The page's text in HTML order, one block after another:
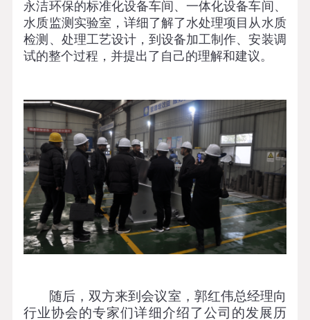
永洁环保的标准化设备车间、一体化设备车间、
水质监测实验室，详细了解了水处理项目从水质
检测、处理工艺设计，到设备加工制作、安装调
试的整个过程，并提出了自己的理解和建议。
随后，双方来到会议室，郭红伟总经理向
行业协会的专家们详细介绍了公司的发展历